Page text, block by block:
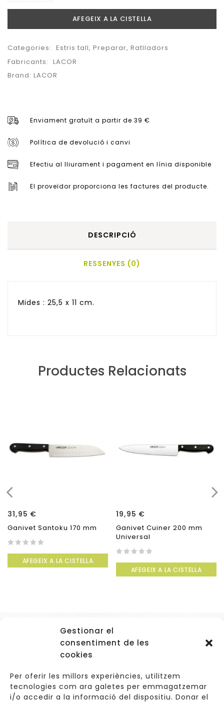
Gestionar el
consentiment de les
cookies
Per oferir les millors experiències, utilitzem
tecnologies com ara galetes per emmagatzemar
i/o accedir a la informació del dispositiu. Donar el
AFEGEIX A LA CISTELLA
Categories: Estris tall, Preparar, Ratlladors
Fabricants: LACOR
Brand: LACOR
Enviament gratuït a partir de 39 €
Política de devolució i canvi
Efectiu al lliurament i pagament en línia disponible
El proveïdor proporciona les factures del producte.
DESCRIPCIÓ
RESSENYES (0)
Mides : 25,5 x 11 cm.
Productes Relacionats
31,95 €
Ganivet Santoku 170 mm
of
AFEGEIX A LA CISTELLA
19,95 €
Ganivet Cuiner 200 mm
Universal
of
AFEGEIX A LA CISTELLA